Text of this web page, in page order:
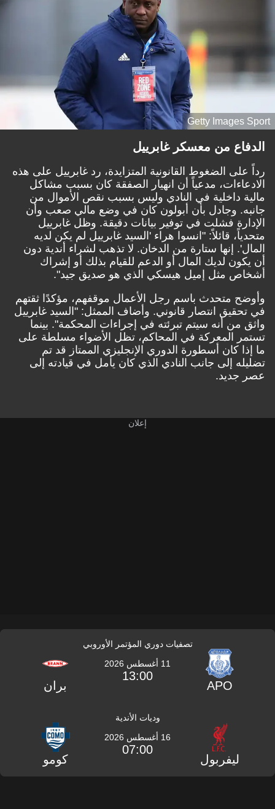
Getty Images Sport
الدفاع من معسكر غابرييل
رداً على الضغوط القانونية المتزايدة، رد غابرييل على هذه
الادعاءات، مدعياً أن انهيار الصفقة كان بسبب مشاكل
مالية داخلية في النادي وليس بسبب نقص الأموال من
جانبه. وجادل بأن أبولون كان في وضع مالي صعب وأن
الإدارة فشلت في توفير بيانات دقيقة. وظل غابرييل
متحدياً، قائلاً: "انسوا هراء 'السيد غابرييل لم يكن لديه
المال'. إنها ستارة من الدخان. لا تذهب لشراء أندية دون
أن يكون لديك المال أو الدعم للقيام بذلك أو إشراك
أشخاص مثل إميل هيسكي الذي هو صديق جيد".
وأوضح متحدث باسم رجل الأعمال موقفهم، مؤكدًا ثقتهم
في تحقيق انتصار قانوني. وأضاف الممثل: "السيد غابرييل
واثق من أنه سيتم تبرئته في إجراءات المحكمة". بينما
تستمر المعركة في المحاكم، تظل الأضواء مسلطة على
ما إذا كان أسطورة الدوري الإنجليزي الممتاز قد تم
تضليله إلى جانب النادي الذي كان يأمل في قيادته إلى
عصر جديد.
تصفيات دوري المؤتمر الأوروبي
APO
11 أغسطس 2026
13:00
بران
وديات الأندية
ليفربول
16 أغسطس 2026
07:00
كومو